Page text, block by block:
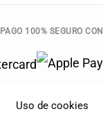
Uso de cookies
PAGO 100% SEGURO CON